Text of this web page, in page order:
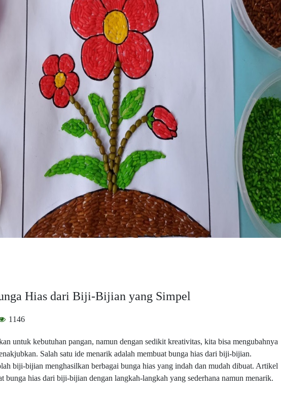
Hias dari Biji-Bijian yang Simpel
1146
untuk kebutuhan pangan, namun dengan sedikit kreativitas, kita bisa mengubahnya
Salah satu ide menarik adalah membuat bunga hias dari biji-bijian.
biji-bijian menghasilkan berbagai bunga hias yang indah dan mudah dibuat. Artikel
bunga hias dari biji-bijian dengan langkah-langkah yang sederhana namun menarik.